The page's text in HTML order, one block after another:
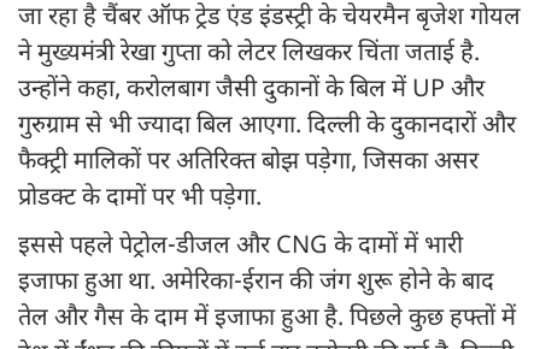
जा रहा है चैंबर ऑफ ट्रेड एंड इंडस्ट्री के चेयरमैन बृजेश गोयल
ने मुख्यमंत्री रेखा गुप्ता को लेटर लिखकर चिंता जताई है.
उन्होंने कहा, करोलबाग जैसी दुकानों के बिल में UP और
गुरुग्राम से भी ज्यादा बिल आएगा. दिल्ली के दुकानदारों और
फैक्ट्री मालिकों पर अतिरिक्त बोझ पड़ेगा, जिसका असर
प्रोडक्ट के दामों पर भी पड़ेगा.
इससे पहले पेट्रोल-डीजल और CNG के दामों में भारी
इजाफा हुआ था. अमेरिका-ईरान की जंग शुरू होने के बाद
तेल और गैस के दाम में इजाफा हुआ है. पिछले कुछ हफ्तों में